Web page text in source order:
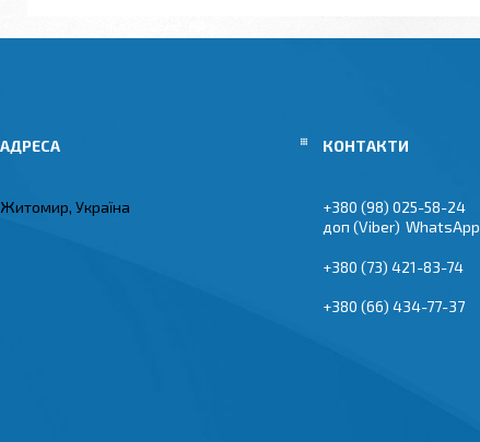
Житомир, Україна
+380 (98) 025-58-24
Viber WhatsApp
+380 (73) 421-83-74
+380 (66) 434-77-37